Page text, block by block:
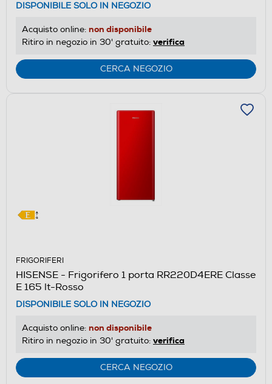
DISPONIBILE SOLO IN NEGOZIO
Acquisto online: non disponibile
Ritiro in negozio in 30' gratuito: verifica
CERCA NEGOZIO
FRIGORIFERI
HISENSE - Frigorifero 1 porta RR220D4ERE Classe
E 165 lt-Rosso
DISPONIBILE SOLO IN NEGOZIO
Acquisto online: non disponibile
Ritiro in negozio in 30' gratuito: verifica
CERCA NEGOZIO